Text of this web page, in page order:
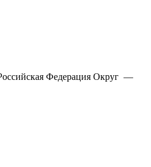
Федерация Округ —